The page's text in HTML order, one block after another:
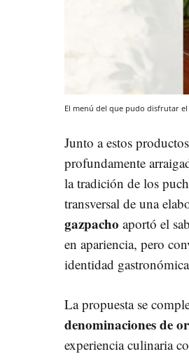
El menú del que pudo disfrutar el
Junto a estos
profundamente
la tradición de los
transversal de una
gazpacho aportó el
en apariencia, pero
identidad
La propuesta se
denominaciones de
experiencia culinaria